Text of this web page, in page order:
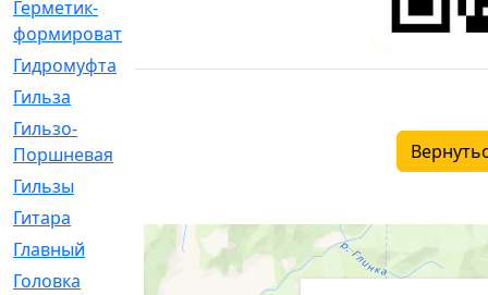
Герметик-
формирователь
Гидромуфта
[47]
Гильза
Гильзо-
Поршневая
Гильзы
Гитара
[7]
Главный
[29]
Головка
[28]